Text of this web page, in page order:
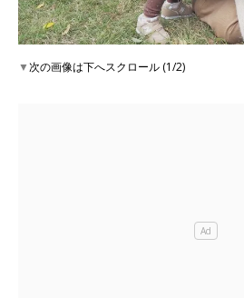
▼次の画像は下へスクロール (1/2)